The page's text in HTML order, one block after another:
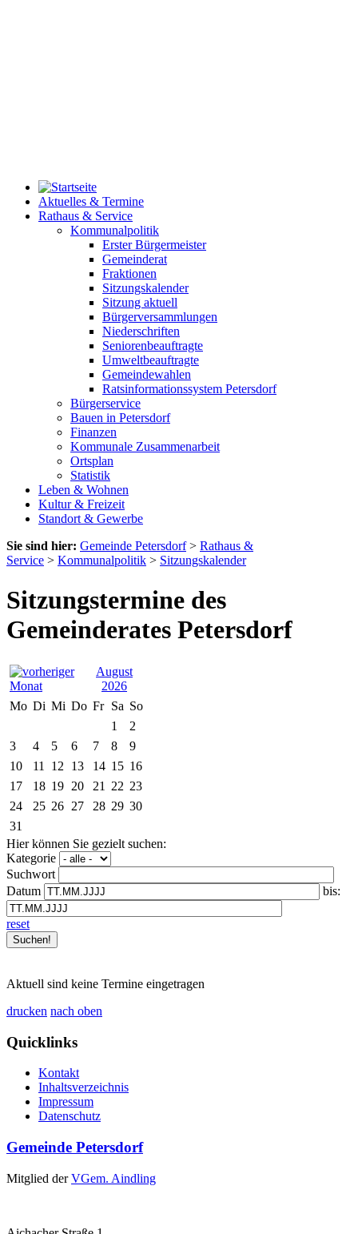
Aktuelles & Termine
Rathaus & Service
Kommunalpolitik
Erster Bürgermeister
Gemeinderat
Fraktionen
Sitzungskalender
Sitzung aktuell
Bürgerversammlungen
Niederschriften
Seniorenbeauftragte
Umweltbeauftragte
Gemeindewahlen
Ratsinformationssystem Petersdorf
Bürgerservice
Bauen in Petersdorf
Finanzen
Kommunale Zusammenarbeit
Ortsplan
Statistik
Leben & Wohnen
Kultur & Freizeit
Standort & Gewerbe
Sie sind hier: Gemeinde Petersdorf> Rathaus &
Service > Kommunalpolitik > Sitzungskalender
Sitzungstermine des
Gemeinderates Petersdorf
August
2026
Mo Di Mi Do Fr Sa So
1
2
3
4 5 6 7 8
9
10
11 12 13 14 15 16
17
18 19 20 21 22 23
24
25 26 27 28 29 30
31
Hier können Sie gezielt suchen:
Kategorie
Suchwort
Datum
bis:
reset
Aktuell sind keine Termine eingetragen
drucken nach oben
Quicklinks
Kontakt
Inhaltsverzeichnis
Impressum
Datenschutz
Gemeinde Petersdorf
Mitglied derVGem. Aindling